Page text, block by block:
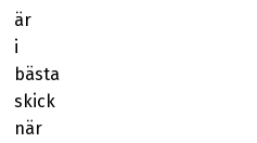
är
i
bästa
skick
när